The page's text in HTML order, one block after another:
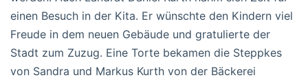
einen Besuch in der Kita. Er wünschte den Kindern viel
Freude in dem neuen Gebäude und gratulierte der
Stadt zum Zuzug. Eine Torte bekamen die Steppkes
von Sandra und Markus Kurth von der Bäckerei